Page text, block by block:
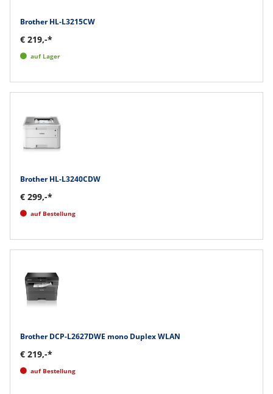
Brother HL-L3215CW
€ 219,-*
auf Lager
Brother HL-L3240CDW
€ 299,-*
auf Bestellung
Brother DCP-L2627DWE mono Duplex WLAN
€ 219,-*
auf Bestellung